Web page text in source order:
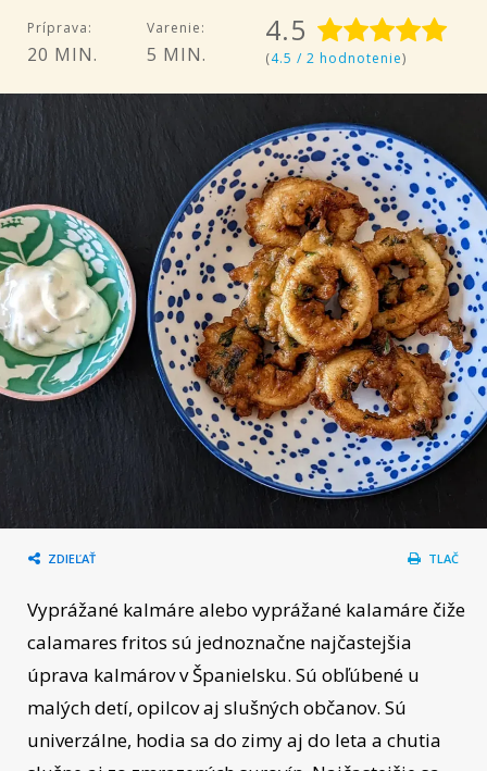
Príprava:
20 MIN.
Varenie:
5 MIN.
4.5
(4.5 / 2 hodnotenie)
ZDIEĽAŤ TLAČ
Vyprážané kalmáre alebo vyprážané kalamáre čiže
calamares fritos sú jednoznačne najčastejšia
úprava kalmárov v Španielsku. Sú obľúbené u
malých detí, opilcov aj slušných občanov. Sú
univerzálne, hodia sa do zimy aj do leta a chutia